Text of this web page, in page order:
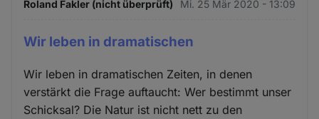
Roland Fakler (nicht überprüft) Mi. 25 Mär 2020 - 13:09
Wir leben in dramatischen
Wir leben in dramatischen Zeiten, in denen
verstärkt die Frage auftaucht: Wer bestimmt unser
Schicksal? Die Natur ist nicht nett zu den